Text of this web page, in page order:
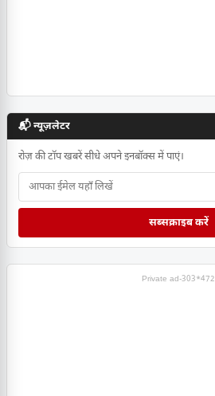
📬 न्यूज़लेटर
रोज़ की टॉप खबरें सीधे अपने इनबॉक्स में पाएं।
सब्सक्राइब करें
Private ad-303*472